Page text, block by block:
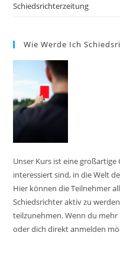
Schiedsrichterzeitung
Wie Werde Ich
Unser Kurs ist eine
interessiert sind, in die Welt
Hier können die Teilnehmer
Schiedsrichter aktiv zu
teilzunehmen. Wenn du
oder dich direkt anmelden